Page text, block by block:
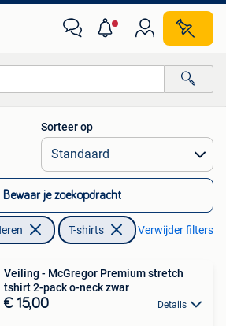
Alle afstanden…
Sorteer op
Bewaar je zoekopdracht
T-shirts Verwijder filters
Veiling - McGregor Premium stretch
tshirt 2-pack o-neck zwar
€ 15,00 Details